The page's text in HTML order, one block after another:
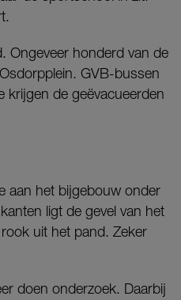
Ongeveer honderd van de
GVB-bussen
krijgen de geëvacueerden
aan het bijgebouw onder
ligt de gevel van het
uit het pand. Zeker
doen onderzoek. Daarbij